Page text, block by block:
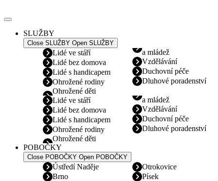
k
SLUŽBY
Close SLUŽBY Open SLUŽBY
Lidé ve stáří
Lidé bez domova
Lidé s handicapem
Ohrožené rodiny
Ohrožené děti
a mládež
Vzdělávání
Duchovní péče
Dluhové poradenství
Lidé ve stáří
Lidé bez domova
Lidé s handicapem
Ohrožené rodiny
Ohrožené děti
a mládež
Vzdělávání
Duchovní péče
Dluhové poradenství
POBOČKY
Close POBOČKY Open POBOČKY
Ústředí Naděje
Brno
Otrokovice
Písek